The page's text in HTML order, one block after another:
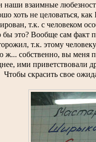
наши взаимные
хоть не целоваться,
т.к. с человеком
бы это? Вообще сам факт
т.к. этому
ж... собственно, вы меня
ими приветствовали
Чтобы скрасить свое